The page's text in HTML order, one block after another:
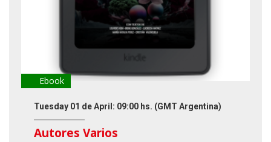
Ebook
Tuesday 01 de April: 09:00 hs. (GMT Argentina)
Autores Varios